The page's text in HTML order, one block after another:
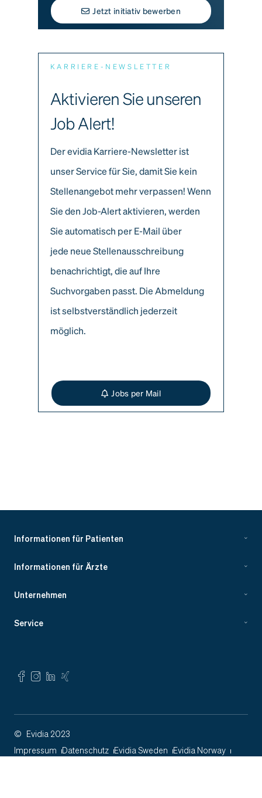
Jetzt initiativ bewerben
KARRIERE-NEWSLETTER
Aktivieren Sie unseren
Job Alert!
Der evidia Karriere-Newsletter ist
unser Service für Sie, damit Sie kein
Stellenangebot mehr verpassen! Wenn
Sie den Job-Alert aktivieren, werden
Sie automatisch per E-Mail über
jede neue Stellenausschreibung
benachrichtigt, die auf Ihre
Suchvorgaben passt. Die Abmeldung
ist selbstverständlich jederzeit
möglich.
Jobs per Mail
Informationen für Patienten
Informationen für Ärzte
Unternehmen
Service
Impressum Datenschutz Evidia Sweden
Evidia Norway
4ways
© Evidia 2023